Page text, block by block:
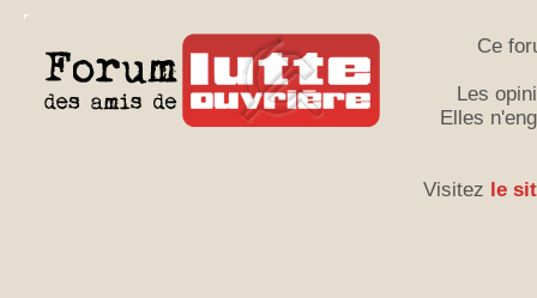
Ce
Les
Elles
Visitez le